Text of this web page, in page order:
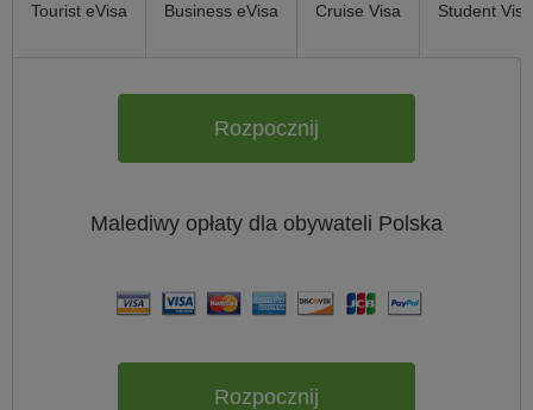
Tourist eVisa Business eVisa Cruise Visa Student Visa
Rozpocznij
Malediwy opłaty dla obywateli Polska
Rozpocznij